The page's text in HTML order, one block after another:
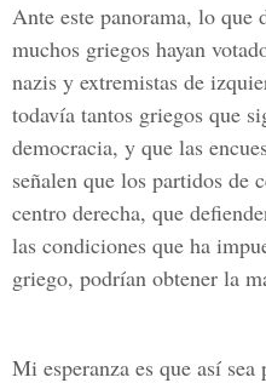
Ante este panorama, lo que
muchos griegos hayan
nazis y extremistas de
todavía tantos griegos que
democracia, y que las
señalen que los partidos de
centro derecha, que
las condiciones que ha
griego, podrían obtener la
Mi esperanza es que así